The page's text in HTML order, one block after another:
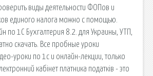
виды деятельности ФОПов и
единого налога можно с помощью.
по 1С Бухгалтерия 8.2. для Украины, УТП,
скачать. Все пробные уроки
уроки по 1с и онлайн-лекции, только
кабінет платника податків - это